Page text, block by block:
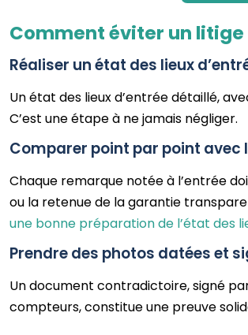
Comment éviter un
Réaliser un état des lieux
Un état des lieux d’entrée détaillé,
C’est une étape à ne jamais négliger.
Comparer point par point avec
Chaque remarque notée à l’entrée
ou la retenue de la garantie
une bonne préparation de l’état des
Prendre des photos datées et
Un document contradictoire, signé
compteurs, constitue une preuve